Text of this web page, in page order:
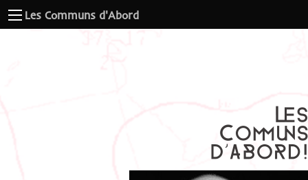
Les Communs d'Abord